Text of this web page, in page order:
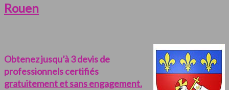
Rouen
Obtenez jusqu’à 3 devis de
professionnels certifiés
gratuitement et sans engagement.